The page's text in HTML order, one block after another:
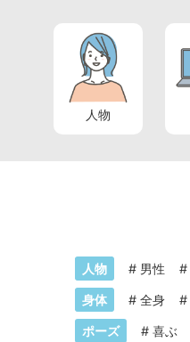
人物
人物 # 男性 #
身体 # 全身 #
ポーズ # 喜ぶ